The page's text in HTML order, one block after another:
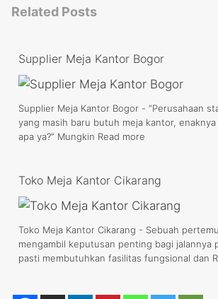
Related Posts
Supplier Meja Kantor Bogor
Supplier Meja Kantor Bogor - “Perusahaan
yang masih baru butuh meja kantor,
apa ya?” Mungkin Read more
Toko Meja Kantor Cikarang
Toko Meja Kantor Cikarang - Sebuah
mengambil keputusan penting bagi jalannya
pasti membutuhkan fasilitas fungsional dan